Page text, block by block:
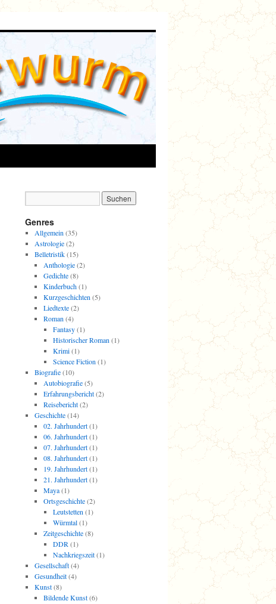
Genres
Allgemein (35)
Astrologie(2)
Belletristik(15)
Anthologie(2)
Gedichte(8)
Kinderbuch(1)
Kurzgeschichten (5)
Liedtexte(2)
Roman (4)
Fantasy(1)
Historischer Roman (1)
Krimi(1)
Science Fiction (1)
Biografie(10)
Autobiografie(5)
Erfahrungsbericht(2)
Reisebericht(2)
Geschichte(14)
02. Jahrhundert(1)
06. Jahrhundert(1)
07. Jahrhundert(1)
08. Jahrhundert(1)
19. Jahrhundert(1)
21. Jahrhundert(1)
Maya(1)
Ortsgeschichte(2)
Leutstetten (1)
Würmtal(1)
Zeitgeschichte(8)
DDR (1)
Nachkriegszeit(1)
Gesellschaft(4)
Gesundheit(4)
Kunst(8)
Bildende Kunst(6)